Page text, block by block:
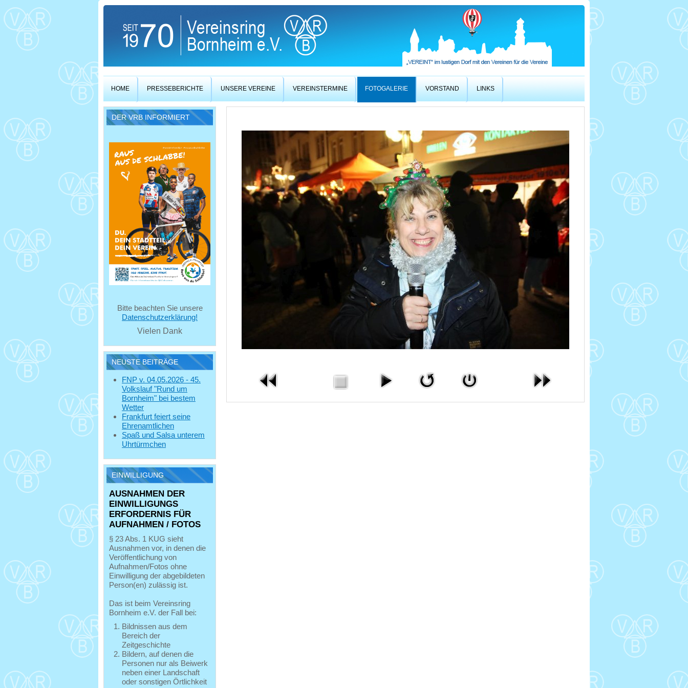
HOME PRESSEBERICHTE UNSERE VEREINE VEREINSTERMINE FOTOGALERIE VORSTAND LINKS
DER VRB INFORMIERT
Bitte beachten Sie unsere
Datenschutzerklärung!
Vielen Dank
NEUSTE BEITRÄGE
FNP v. 04.05.2026 - 45.
Volkslauf "Rund um
Bornheim" bei bestem
Wetter
Frankfurt feiert seine
Ehrenamtlichen
Spaß und Salsa unterem
Uhrtürmchen
EINWILLIGUNG
AUSNAHMEN DER
EINWILLIGUNGS
ERFORDERNIS FÜR
AUFNAHMEN / FOTOS
§ 23 Abs. 1 KUG sieht
Ausnahmen vor, in denen die
Veröffentlichung von
Aufnahmen/Fotos ohne
Einwilligung der abgebildeten
Person(en) zulässig ist.
Das ist beim Vereinsring
Bornheim e.V. der Fall bei:
Bildnissen aus dem
Bereich der
Zeitgeschichte
Bildern, auf denen die
Personen nur als Beiwerk
neben einer Landschaft
oder sonstigen Örtlichkeit